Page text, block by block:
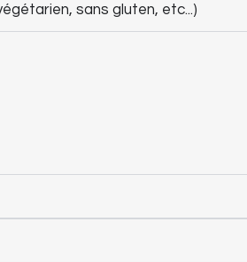
sans gluten, etc...)